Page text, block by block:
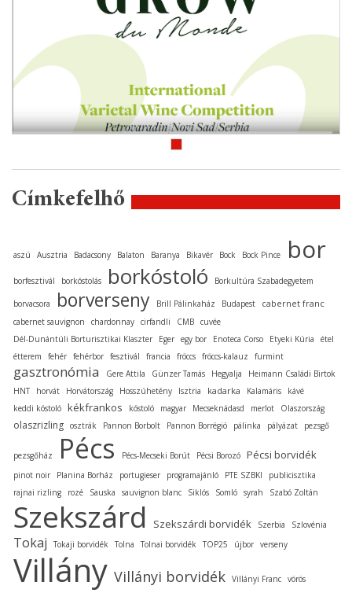
Címkefelhő
aszú Ausztria Badacsony Balaton Baranya Bikavér Bock Bock Pince bor
borfesztivál borkóstolás borkóstoló Borkultúra Szabadegyetem
borvacsora borverseny Brill Pálinkaház Budapest cabernet franc
cabernet sauvignon chardonnay cirfandli CMB cuvée
Dél-Dunántúli Borturisztikai Klaszter
Eger egy bor Enoteca Corso Etyeki Kúria
étel
étterem
fehér fehérbor fesztivál francia fröccs fröccs-kalauz furmint
gasztronómia Gere Attila Günzer Tamás Hegyalja
Heimann Családi Birtok
HNT
horvát Horvátország Hosszúhetény Isztria kadarka Kalamáris
kávé
keddi kóstoló kékfrankos kóstoló magyar Mecseknádasd merlot Olaszország
olaszrizling osztrák Pannon Borbolt Pannon Borrégió pálinka pályázat pezsgő
pezsgőház Pécs Pécs-Mecseki Borút Pécsi Borozó Pécsi borvidék
pinot noir Planina Borház portugieser programajánló PTE SZBKI
publicisztika
rajnai rizling
rozé Sauska sauvignon blanc Siklós Somló syrah Szabó Zoltán
Szekszárd Szekszárdi borvidék Szerbia Szlovénia
Tokaj Tokaji borvidék Tolna Tolnai borvidék TOP25 újbor verseny
Villány Villányi borvidék Villányi Franc vörös